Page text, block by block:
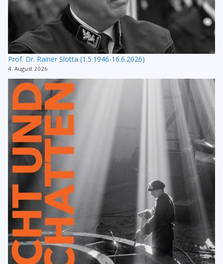
Prof. Dr. Rainer Slotta (1.5.1946-16.6.2026)
4. August 2026